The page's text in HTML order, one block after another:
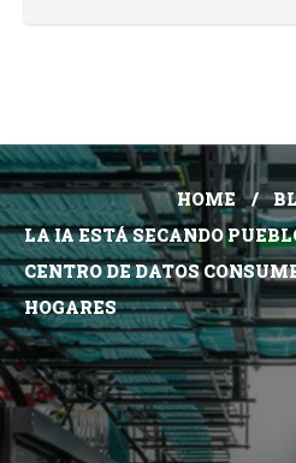
HOME
LA IA ESTÁ SECANDO
CENTRO DE DATOS
HOGARES